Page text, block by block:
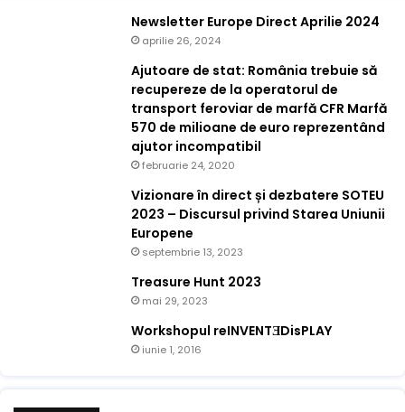
Newsletter Europe Direct Aprilie 2024
aprilie 26, 2024
Ajutoare de stat: România trebuie să
recupereze de la operatorul de
transport feroviar de marfă CFR Marfă
570 de milioane de euro reprezentând
ajutor incompatibil
februarie 24, 2020
Vizionare în direct și dezbatere SOTEU
2023 – Discursul privind Starea Uniunii
Europene
septembrie 13, 2023
Treasure Hunt 2023
mai 29, 2023
Workshopul reINVENTƎDisPLAY
iunie 1, 2016